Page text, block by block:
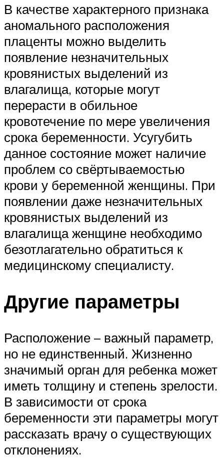
В качестве характерного признака
аномального расположения
плаценты можно выделить
появление незначительных
кровянистых выделений из
влагалища, которые могут
перерасти в обильное
кровотечение по мере увеличения
срока беременности. Усугубить
данное состояние может наличие
проблем со свёртываемостью
крови у беременной женщины. При
появлении даже незначительных
кровянистых выделений из
влагалища женщине необходимо
безотлагательно обратиться к
медицинскому специалисту.
Другие параметры
Расположение – важный параметр,
но не единственный. Жизненно
значимый орган для ребенка может
иметь толщину и степень зрелости.
В зависимости от срока
беременности эти параметры могут
рассказать врачу о существующих
отклонениях.